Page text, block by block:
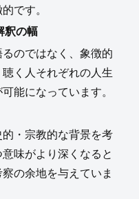
です。
釈の幅
のではなく、象徴的
く人それぞれの人生
能になっています。
的・宗教的な背景を考
味がより深くなると
の余地を与えていま